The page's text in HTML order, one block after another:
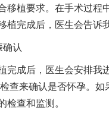
移植要求。在手术过程
植完成后，医生会告诉
认
完成后，医生会安排我
查来确认是否怀孕。
检查和监测。